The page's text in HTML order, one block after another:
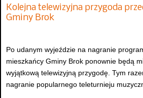
Kolejna telewizyjna przygoda
Gminy Brok
Po udanym wyjeździe na nagranie
mieszkańcy Gminy Brok ponownie będą
wyjątkową telewizyjną przygodę. Tym
nagranie popularnego teleturnieju